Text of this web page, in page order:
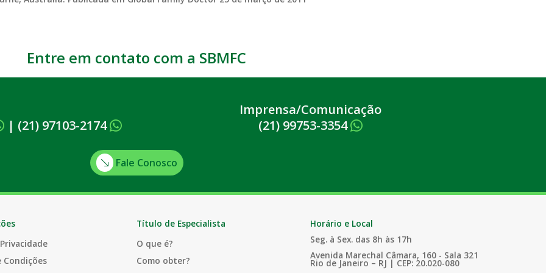
Entre em contato com a SBMFC
| (21) 97103-2174
Imprensa/Comunicação
(21) 99753-3354
Fale Conosco
Condições
Título de Especialista
O que é?
Como obter?
Horário e Local
Seg. à Sex. das 8h às 17h
Avenida Marechal Câmara, 160 - Sala 321
Rio de Janeiro – RJ | CEP: 20.020-080